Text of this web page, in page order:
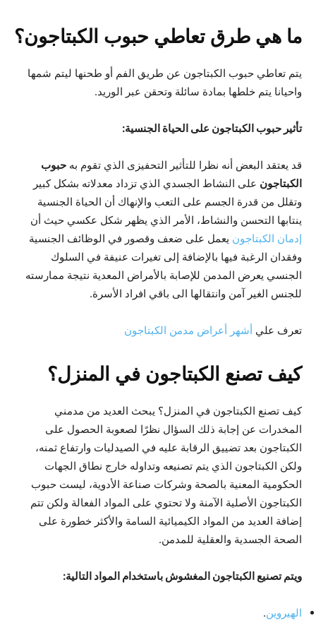
ما هي طرق تعاطي حبوب الكبتاجون؟
يتم تعاطي حبوب الكبتاجون عن طريق الفم أو طحنها ليتم شمها
واحيانا يتم خلطها بمادة سائلة وتحقن عبر الوريد.
تأثير حبوب الكبتاجون على الحياة الجنسية:
قد يعتقد البعض أنه نظرا للتأثير التحفيزى الذي تقوم به حبوب
الكبتاجون على النشاط الجسدي الذي تزداد معدلاته بشكل كبير
وتقلل من قدرة الجسم على التعب والإنهاك أن الحياة الجنسية
ينتابها التحسن والنشاط، الأمر الذي يظهر شكل عكسي حيث أن
إدمان الكبتاجون يعمل على ضعف وقصور في الوظائف الجنسية
وفقدان الرغبة فيها بالإضافة إلى تغيرات عنيفة في السلوك
الجنسي يعرض المدمن للإصابة بالأمراض المعدية نتيجة ممارسته
للجنس الغير آمن وانتقالها الى باقي افراد الأسرة.
تعرف علي أشهر أعراض مدمن الكبتاجون
كيف تصنع الكبتاجون في المنزل؟
كيف تصنع الكبتاجون في المنزل؟ يبحث العديد من مدمني
المخدرات عن إجابة ذلك السؤال نظرًا لصعوبة الحصول على
الكبتاجون بعد تضييق الرقابة عليه في الصيدليات وارتفاع ثمنه،
ولكن الكبتاجون الذي يتم تصنيعه وتداوله خارج نطاق الجهات
الحكومية المعنية بالصحة وشركات صناعة الأدوية، ليست حبوب
الكبتاجون الأصلية الآمنة ولا تحتوي على المواد الفعالة ولكن تتم
إضافة العديد من المواد الكيميائية السامة والأكثر خطورة على
الصحة الجسدية والعقلية للمدمن.
ويتم تصنيع الكبتاجون المغشوش باستخدام المواد التالية:
الهيروين.